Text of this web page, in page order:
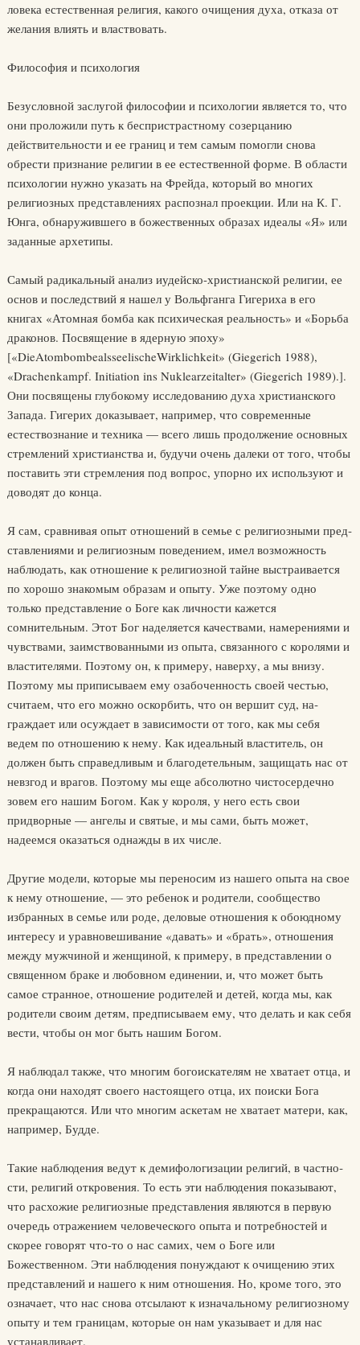
ловека естественная религия, какого очищения духа, отказа от
жела­ния влиять и властвовать.
Философия и психология
Безусловной заслугой философии и психологии является то, что
они проложили путь к беспристрастному созерцанию
действитель­ности и ее границ и тем самым помогли снова
обрести признание ре­лигии в ее естественной форме. В области
психологии нужно указать на Фрейда, который во многих
религиозных представлениях распоз­нал проекции. Или на К. Г.
Юнга, обнаружившего в божественных образах идеалы «Я» или
заданные архетипы.
Самый радикальный анализ иудейско-христианской религии, ее
основ и последствий я нашел у Вольфганга Гигериха в его
книгах «Атомная бомба как психическая реальность» и «Борьба
драконов. Посвящение в ядерную эпоху»
[«DieAtombombealsseelischeWirklichkeit» (Giegerich 1988),
«Drachenkampf. Initiation ins Nuklearzeitalter» (Giegerich 1989).].
Они посвящены глубокому иссле­дованию духа христианского
Запада. Гигерих доказывает, например, что современные
естествознание и техника — всего лишь продолжение основных
стремлений христианства и, будучи очень далеки от того, чтобы
поставить эти стремления под вопрос, упорно их исполь­зуют и
доводят до конца.
Я сам, сравнивая опыт отношений в семье с религиозными пред­
ставлениями и религиозным поведением, имел возможность
наблю­дать, как отношение к религиозной тайне выстраивается
по хорошо знакомым образам и опыту. Уже поэтому одно
только представление о Боге как личности кажется
сомнительным. Этот Бог наделяется качествами, намерениями и
чувствами, заимствованными из опыта, связанного с королями и
властителями. Поэтому он, к примеру, на­верху, а мы внизу.
Поэтому мы приписываем ему озабоченность сво­ей честью,
считаем, что его можно оскорбить, что он вершит суд, на­
граждает или осуждает в зависимости от того, как мы себя
ведем по отношению к нему. Как идеальный властитель, он
должен быть спра­ведливым и благодетельным, защищать нас от
невзгод и врагов. По­этому мы еще абсолютно чистосердечно
зовем его нашим Богом. Как у короля, у него есть свои
придворные — ангелы и святые, и мы сами, быть может,
надеемся оказаться однажды в их числе.
Другие модели, которые мы переносим из нашего опыта на свое
к нему отношение, — это ребенок и родители, сообщество
избранных в семье или роде, деловые отношения к обоюдному
интересу и уравно­вешивание «давать» и «брать», отношения
между мужчиной и жен­щиной, к примеру, в представлении о
священном браке и любовном единении, и, что может быть
самое странное, отношение родителей и детей, когда мы, как
родители своим детям, предписываем ему, что делать и как себя
вести, чтобы он мог быть нашим Богом.
Я наблюдал также, что многим богоискателям не хватает отца, и
когда они находят своего настоящего отца, их поиски Бога
прекращают­ся. Или что многим аскетам не хватает матери, как,
например, Будде.
Такие наблюдения ведут к демифологизации религий, в частно­
сти, религий откровения. То есть эти наблюдения показывают,
что расхожие религиозные представления являются в первую
очередь от­ражением человеческого опыта и потребностей и
скорее говорят что-то о нас самих, чем о Боге или
Божественном. Эти наблюдения по­нуждают к очищению этих
представлений и нашего к ним отноше­ния. Но, кроме того, это
означает, что нас снова отсылают к изна­чальному религиозному
опыту и тем границам, которые он нам указывает и для нас
устанавливает.